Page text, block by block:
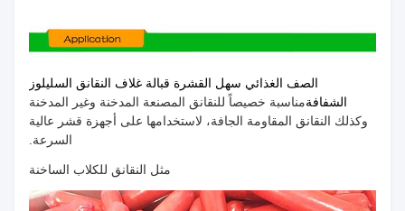
الصف الغذائي سهل القشرة قبالة غلاف النقانق السليلوز
الشفافةمناسبة خصيصاً للنقانق المصنعة المدخنة وغير المدخنة
وكذلك النقانق المقاومة الجافة، لاستخدامها على أجهزة قشر عالية
السرعة.
مثل النقانق للكلاب الساخنة